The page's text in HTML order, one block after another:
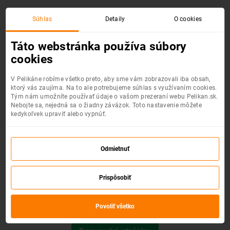
Chyba 404 :(
Požadovaná stránka nebola nájdená.
Súhlas Detaily O cookies
Táto webstránka používa súbory
cookies
V Pelikáne robíme všetko preto, aby sme vám zobrazovali iba obsah,
ktorý vás zaujíma. Na to ale potrebujeme súhlas s využívaním cookies.
Tým nám umožníte používať údaje o vašom prezeraní webu Pelikan.sk.
Nebojte sa, nejedná sa o žiadny záväzok. Toto nastavenie môžete
kedykoľvek upraviť alebo vypnúť.
Odmietnuť
Prispôsobiť
Povoliť všetko